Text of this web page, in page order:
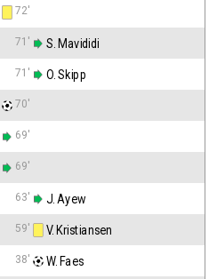
72'
71' S. Mavididi
71' O. Skipp
70'
69'
69'
63' J. Ayew
59' V. Kristiansen
38' W. Faes